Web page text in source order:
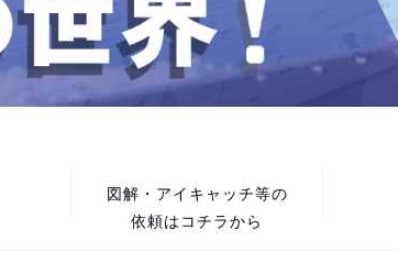
図解・アイキャッチ等の
依頼はコチラから